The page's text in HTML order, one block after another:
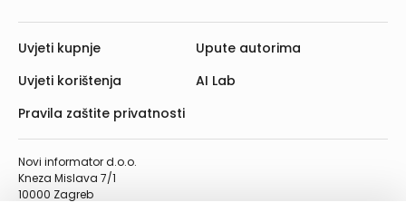
Novi informator d.o.o.
Kneza Mislava 7/1
10000 Zagreb
Uvjeti kupnje
Uvjeti korištenja
Pravila zaštite privatnosti
Upute autorima
AI Lab